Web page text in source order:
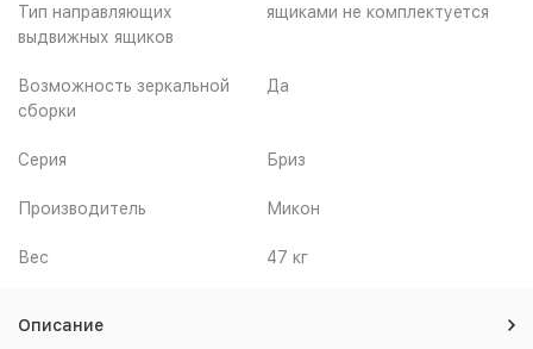
Тип направляющих
выдвижных ящиков
ящиками не комплектуется
Возможность зеркальной
сборки
Да
Серия Бриз
Производитель Микон
Вес 47 кг
Описание